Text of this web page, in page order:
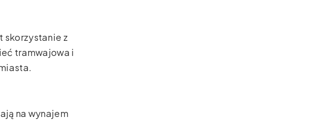
skorzystanie z
tramwajowa i
na wynajem